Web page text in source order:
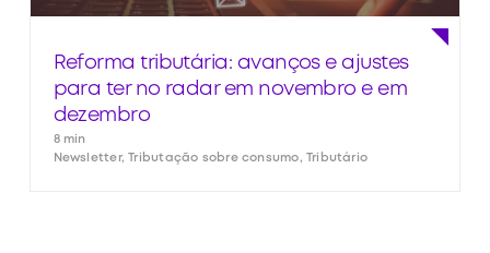
Reforma tributária: avanços e ajustes
para ter no radar em novembro e em
dezembro
8 min
Newsletter, Tributação sobre consumo, Tributário